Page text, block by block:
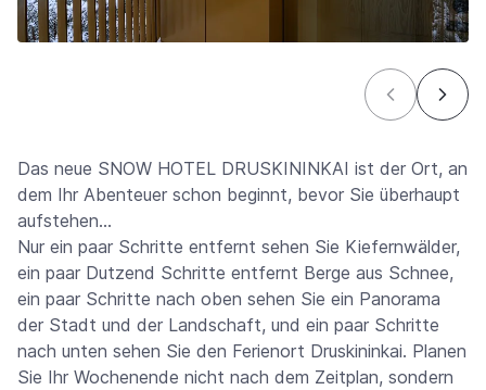
Das neue SNOW HOTEL DRUSKININKAI ist der Ort, an
dem Ihr Abenteuer schon beginnt, bevor Sie überhaupt
aufstehen…
Nur ein paar Schritte entfernt sehen Sie Kiefernwälder,
ein paar Dutzend Schritte entfernt Berge aus Schnee,
ein paar Schritte nach oben sehen Sie ein Panorama
der Stadt und der Landschaft, und ein paar Schritte
nach unten sehen Sie den Ferienort Druskininkai. Planen
Sie Ihr Wochenende nicht nach dem Zeitplan, sondern